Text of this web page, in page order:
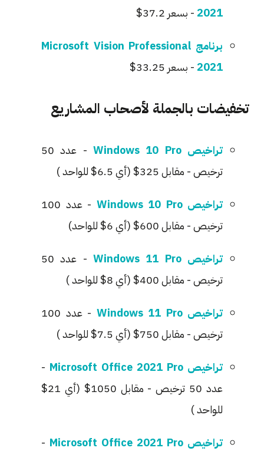
2021 - بسعر 37.2$
برنامج Microsoft Vision Professional
2021 - بسعر 33.25$
تخفيضات بالجملة لأصحاب المشاريع
تراخيص Windows 10 Pro
- عدد 50
ترخيص - مقابل 325$ (أي 6.5$ للواحد )
تراخيص Windows 10 Pro
- عدد 100
ترخيص - مقابل 600$ (أي 6$ للواحد)
تراخيص Windows 11 Pro
- عدد 50
ترخيص - مقابل 400$ (أي 8$ للواحد )
تراخيص Windows 11 Pro
- عدد 100
ترخيص - مقابل 750$ (أي 7.5$ للواحد )
تراخيص Microsoft Office 2021 Pro
-
عدد 50 ترخيص - مقابل 1050$ (أي 21$
للواحد )
تراخيص Microsoft Office 2021 Pro
-